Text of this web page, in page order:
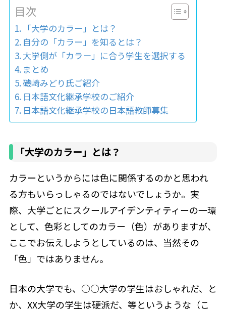
目次
「大学のカラー」とは？
自分の「カラー」を知るとは？
大学側が「カラー」に合う学生を選択する
まとめ
磯崎みどり氏ご紹介
日本語文化継承学校のご紹介
日本語文化継承学校の日本語教師募集
「大学のカラー」とは？
カラーというからには色に関係するのかと思われ
る方もいらっしゃるのではないでしょうか。実
際、大学ごとにスクールアイデンティティーの一環
として、色彩としてのカラー（色）がありますが、
ここでお伝えしようとしているのは、当然その
「色」ではありません。
日本の大学でも、○○大学の学生はおしゃれだ、と
か、XX大学の学生は硬派だ、等というような（こ